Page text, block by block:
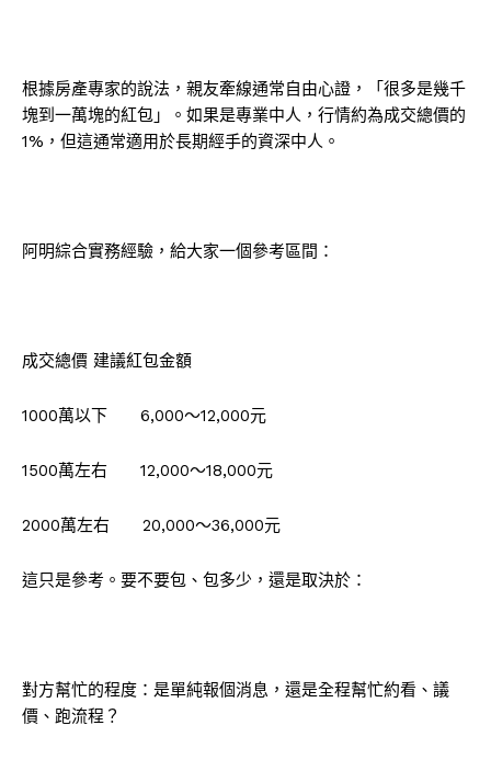
根據房產專家的說法，親友牽線通常自由心證，「很多是幾千
塊到一萬塊的紅包」。如果是專業中人，行情約為成交總價的
1%，但這通常適用於長期經手的資深中人。
阿明綜合實務經驗，給大家一個參考區間：
成交總價 建議紅包金額
1000萬以下 6,000～12,000元
1500萬左右 12,000～18,000元
2000萬左右 20,000～36,000元
這只是參考。要不要包、包多少，還是取決於：
對方幫忙的程度：是單純報個消息，還是全程幫忙約看、議
價、跑流程？